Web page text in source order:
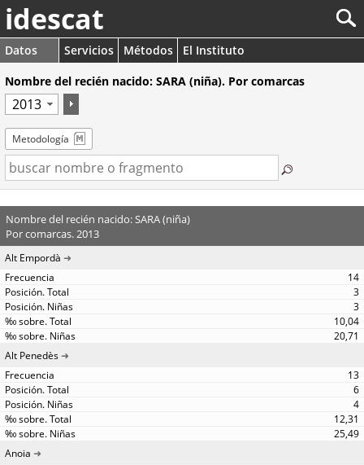
idescat
Datos Servicios Métodos
El Instituto
Nombre del recién nacido: SARA (niña). Por comarcas
Metodología
Nombre del recién nacido: SARA (niña)
Por comarcas. 2013
Alt Empordà
14
3
3
10,04
20,71
Alt Penedès
13
6
4
12,31
25,49
Anoia